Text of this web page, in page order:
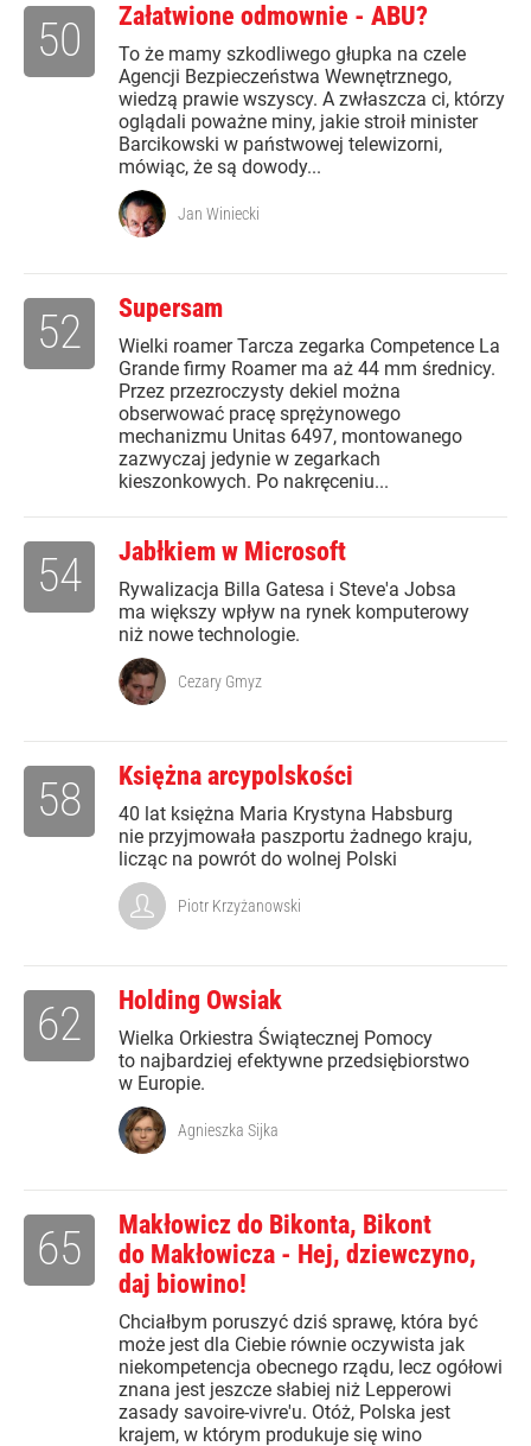
Załatwione odmownie - ABU?
To że mamy szkodliwego głupka na czele
Agencji Bezpieczeństwa Wewnętrznego,
wiedzą prawie wszyscy. A zwłaszcza ci, którzy
oglądali poważne miny, jakie stroił minister
Barcikowski w państwowej telewizorni,
mówiąc, że są dowody...
50
Jan Winiecki
Supersam
Wielki roamer Tarcza zegarka Competence La
Grande firmy Roamer ma aż 44 mm średnicy.
Przez przezroczysty dekiel można
obserwować pracę sprężynowego
mechanizmu Unitas 6497, montowanego
zazwyczaj jedynie w zegarkach
kieszonkowych. Po nakręceniu...
52
Jabłkiem w Microsoft
Rywalizacja Billa Gatesa i Steve'a Jobsa
ma większy wpływ na rynek komputerowy
niż nowe technologie.
54
Cezary Gmyz
Księżna arcypolskości
40 lat księżna Maria Krystyna Habsburg
nie przyjmowała paszportu żadnego kraju,
licząc na powrót do wolnej Polski
58
Piotr Krzyżanowski
Holding Owsiak
Wielka Orkiestra Świątecznej Pomocy
to najbardziej efektywne przedsiębiorstwo
w Europie.
62
Agnieszka Sijka
Makłowicz do Bikonta, Bikont
do Makłowicza - Hej, dziewczyno,
daj biowino!
Chciałbym poruszyć dziś sprawę, która być
może jest dla Ciebie równie oczywista jak
niekompetencja obecnego rządu, lecz ogółowi
znana jest jeszcze słabiej niż Lepperowi
zasady savoire-vivre'u. Otóż, Polska jest
krajem, w którym produkuje się wino
65